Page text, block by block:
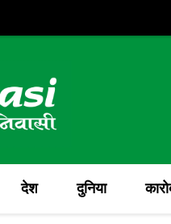
देश दुनिया